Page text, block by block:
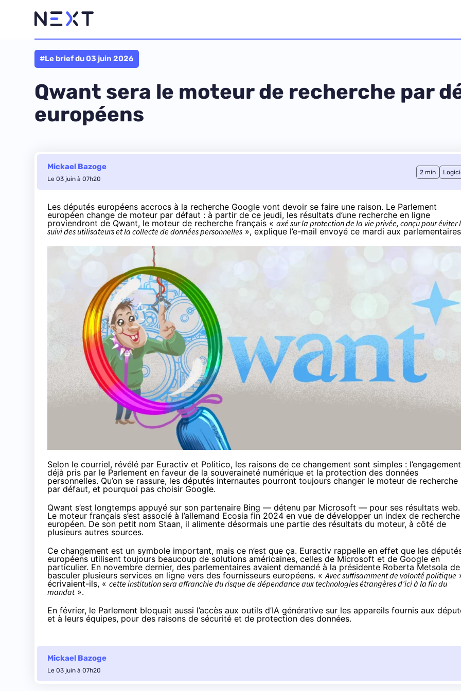
#Le brief du 03 juin 2026
Qwant sera le moteur de recherche par
européens
Mickael Bazoge
Le 03 juin à 07h20
2 min
Les députés européens accrocs à la recherche Google vont devoir se faire une raison. Le Parlement
européen change de moteur par défaut : à partir de ce jeudi, les résultats d’une recherche en ligne
proviendront de Qwant, le moteur de recherche français « axé sur la protection de la vie privée, conçu pour éviter
suivi des utilisateurs et la collecte de données personnelles », explique l’e-mail envoyé ce mardi aux
Selon le courriel, révélé par Euractiv et Politico, les raisons de ce changement sont simples : l’engagement
déjà pris par le Parlement en faveur de la souveraineté numérique et la protection des données
personnelles. Qu’on se rassure, les députés internautes pourront toujours changer le moteur de recherche
par défaut, et pourquoi pas choisir Google.
Qwant s’est longtemps appuyé sur son partenaire Bing — détenu par Microsoft — pour ses résultats web.
Le moteur français s’est associé à l’allemand Ecosia fin 2024 en vue de développer un index de recherche
européen. De son petit nom Staan, il alimente désormais une partie des résultats du moteur, à côté de
plusieurs autres sources.
Ce changement est un symbole important, mais ce n’est que ça. Euractiv rappelle en effet que les
européens utilisent toujours beaucoup de solutions américaines, celles de Microsoft et de Google en
particulier. En novembre dernier, des parlementaires avaient demandé à la présidente Roberta Metsola de
basculer plusieurs services en ligne vers des fournisseurs européens. «Avec suffisamment de volonté politique
écrivaient-ils, « cette institution sera affranchie du risque de dépendance aux technologies étrangères d’ici à la fin du
mandat».
En février, le Parlement bloquait aussi l’accès aux outils d’IA générative sur les appareils fournis aux
et à leurs équipes, pour des raisons de sécurité et de protection des données.
Mickael Bazoge
Le 03 juin à 07h20